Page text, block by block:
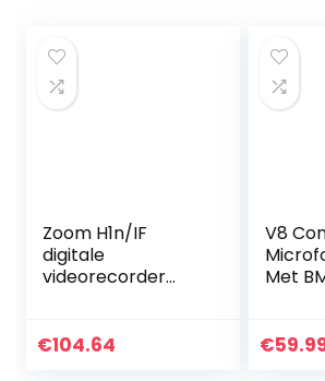
Zoom H1n/IF
digitale
videorecorder
€104.64
V8
Met
€